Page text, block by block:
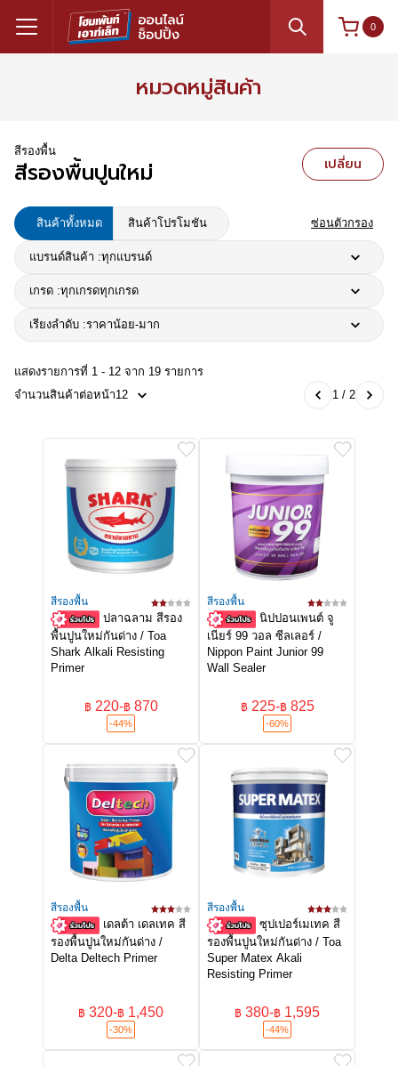
0
หมวดหมู่สินค้า
สีรองพื้น
สีรองพื้นปูนใหม่ เปลี่ยน
สินค้าทั้งหมด สินค้าโปรโมชัน ซ่อนตัวกรอง
แบรนด์สินค้า :ทุกแบรนด์
เกรด :ทุกเกรดทุกเกรด
เรียงลำดับ :ราคาน้อย-มาก
แสดงรายการที่ 1 - 12 จาก 19 รายการ
จำนวนสินค้าต่อหน้า12 1 / 2
สีรองพื้น
ปลาฉลาม สีรอง
พื้นปูนใหม่กันด่าง / Toa
Shark Alkali Resisting
Primer
฿ 220-฿ 870
-44%
สีรองพื้น
นิปปอนเพนต์ จู
เนียร์ 99 วอล ซีลเลอร์ /
Nippon Paint Junior 99
Wall Sealer
฿ 225-฿ 825
-60%
สีรองพื้น
เดลต้า เดลเทค สี
รองพื้นปูนใหม่กันด่าง /
Delta Deltech Primer
฿ 320-฿ 1,450
-30%
สีรองพื้น
ซุปเปอร์เมเทค สี
รองพื้นปูนใหม่กันด่าง / Toa
Super Matex Akali
Resisting Primer
฿ 380-฿ 1,595
-44%